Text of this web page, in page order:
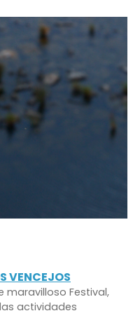
VENCEJOS
maravilloso Festival,
actividades